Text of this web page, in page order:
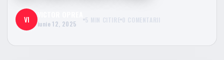
VI iunie 12, 2025 5 MIN CITIRE 0 COMENTARII